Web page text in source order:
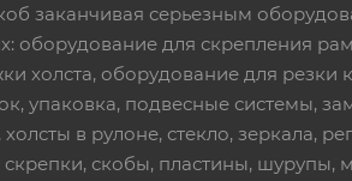
заканчивая серьезным
оборудование для скрепления
холста, оборудование для
упаковка, подвесные системы,
в рулоне, стекло, зеркала,
скобы, пластины, шурупы,